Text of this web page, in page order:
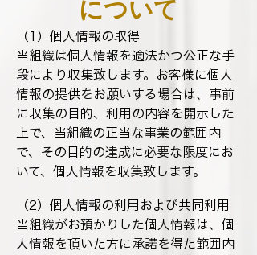
について
（1）個人情報の取得
当組織は個人情報を適法かつ公正な手
段により収集致します。お客様に個人
情報の提供をお願いする場合は、事前
に収集の目的、利用の内容を開示した
上で、当組織の正当な事業の範囲内
で、その目的の達成に必要な限度にお
いて、個人情報を収集致します。
（2）個人情報の利用および共同利用
当組織がお預かりした個人情報は、個
人情報を頂いた方に承諾を得た範囲内